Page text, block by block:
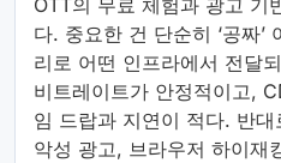
OTT의 무료 체험과 광고 기
다. 중요한 건 단순히 ‘공짜’
리로 어떤 인프라에서 전달
비트레이트가 안정적이고,
임 드랍과 지연이 적다. 반
악성 광고, 브라우저 하이재